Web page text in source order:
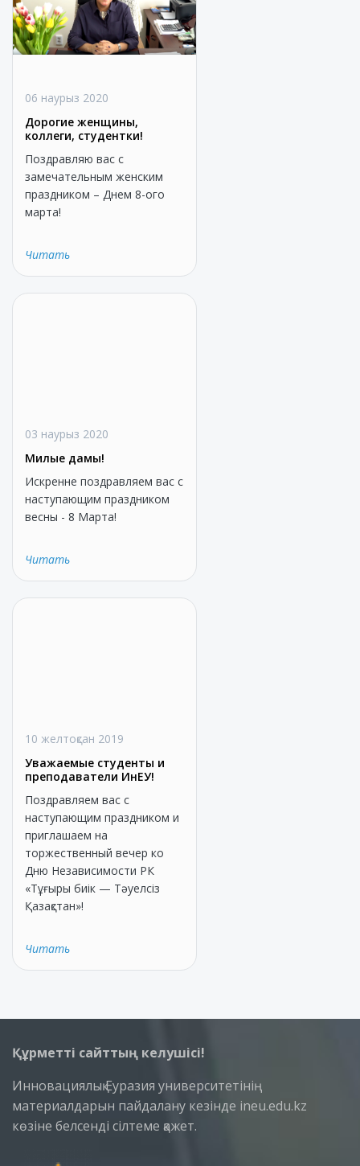
06 наурыз 2020
Дорогие женщины,
коллеги, студентки!
Поздравляю вас с
замечательным женским
праздником – Днем 8-ого
марта!
Читать
03 наурыз 2020
Милые дамы!
Искренне поздравляем вас с
наступающим праздником
весны - 8 Марта!
Читать
10 желтоқсан 2019
Уважаемые студенты и
преподаватели ИнЕУ!
Поздравляем вас с
наступающим праздником и
приглашаем на
торжественный вечер ко
Дню Независимости РК
«Тұғыры биік — Тәуелсіз
Қазақстан»!
Читать
Құрметті сайттың келушісі!
Инновациялық Еуразия университетінің
материалдарын пайдалану кезінде ineu.edu.kz
көзіне белсенді сілтеме қажет.